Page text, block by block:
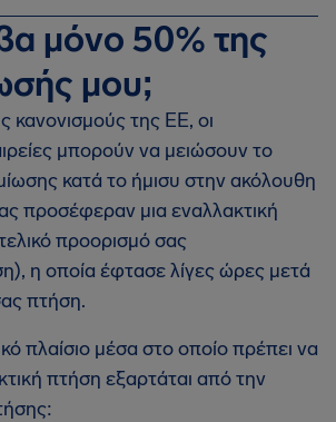
μόνο 50% της
μου;
της ΕΕ, οι
μπορούν να μειώσουν το
κατά το ήμισυ στην ακόλουθη
προσέφεραν μια εναλλακτική
προορισμό σας
η οποία έφτασε λίγες ώρες μετά
πτήση.
πλαίσιο μέσα στο οποίο πρέπει να
πτήση εξαρτάται από την